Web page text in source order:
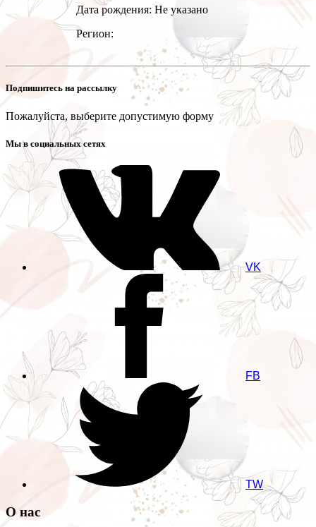
Дата рождения: Не указано
Регион:
Подпишитесь на рассылку
Пожалуйста, выберите допустимую форму
Мы в социальных сетях
VK
FB
TW
О нас